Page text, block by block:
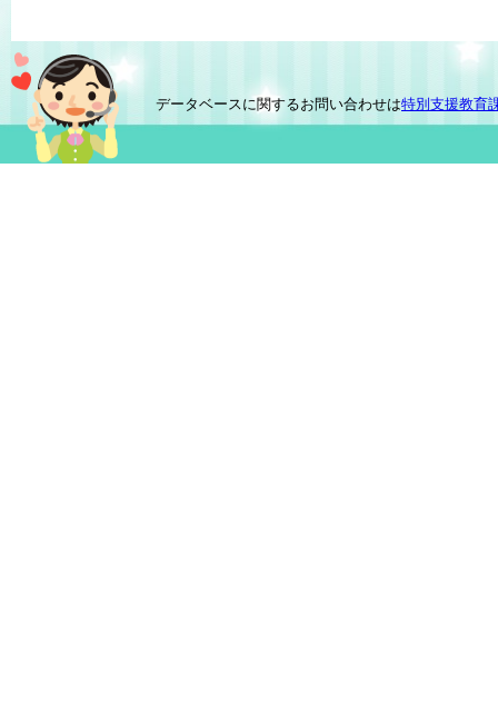
データベースに関するお問い合わせは特別支援教育